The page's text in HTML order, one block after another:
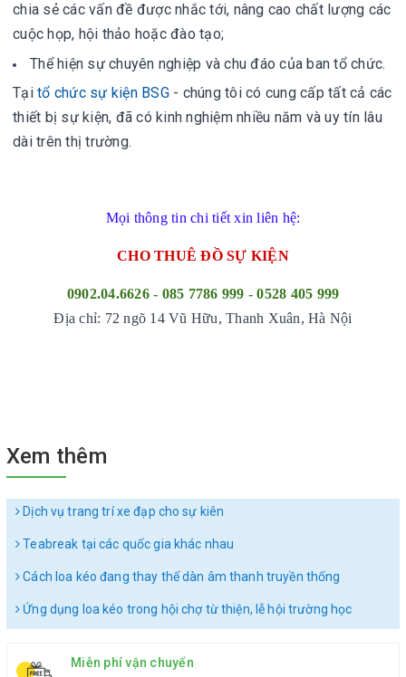
chia sẻ các vấn đề được nhắc tới, nâng cao chất lượng các
cuộc họp, hội thảo hoặc đào tạo;
Thể hiện sự chuyên nghiệp và chu đáo của ban tổ chức.
Tại tổ chức sự kiện BSG- chúng tôi có cung cấp tất cả các
thiết bị sự kiện, đã có kinh nghiệm nhiều năm và uy tín lâu
dài trên thị trường.
Mọi thông tin chi tiết xin liên hệ:
CHO THUÊ ĐỒ SỰ KIỆN
0902.04.6626 - 085 7786 999 - 0528 405 999
Địa chỉ: 72 ngõ 14 Vũ Hữu, Thanh Xuân, Hà Nội
Xem thêm
Dịch vụ trang trí xe đạp cho sự kiên
Teabreak tại các quốc gia khác nhau
Cách loa kéo đang thay thế dàn âm thanh truyền thống
Ứng dụng loa kéo trong hội chợ từ thiện, lễ hội trường học
Miễn phí vận chuyển